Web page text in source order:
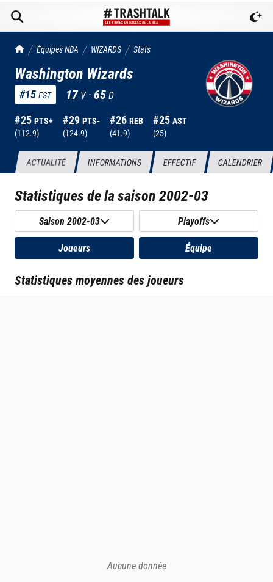
TrashTalk Actu NBA
Équipes NBA WIZARDS Stats
Washington Wizards
#15 EST 17 V ·65D
#25 PTS+
(112.9)
#29 PTS-
(124.9)
#26 REB
(41.9)
#25 AST
(25)
ACTUALITÉ INFORMATIONS EFFECTIF CALENDRIER
Statistiques de la saison2002-03
Saison 2002-03 Playoffs
Joueurs Équipe
Statistiques moyennes des joueurs
Aucune donnée